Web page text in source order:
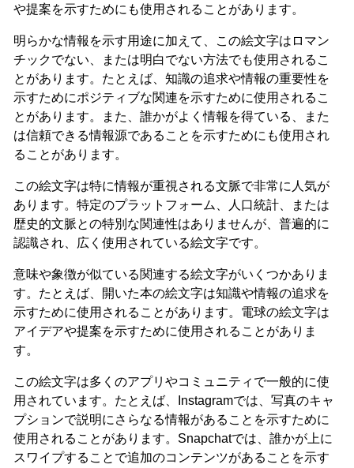
や提案を示すためにも使用されることがあります。
明らかな情報を示す用途に加えて、この絵文字はロマン
チックでない、または明白でない方法でも使用されるこ
とがあります。たとえば、知識の追求や情報の重要性を
示すためにポジティブな関連を示すために使用されるこ
とがあります。また、誰かがよく情報を得ている、また
は信頼できる情報源であることを示すためにも使用され
ることがあります。
この絵文字は特に情報が重視される文脈で非常に人気が
あります。特定のプラットフォーム、人口統計、または
歴史的文脈との特別な関連性はありませんが、普遍的に
認識され、広く使用されている絵文字です。
意味や象徴が似ている関連する絵文字がいくつかありま
す。たとえば、開いた本の絵文字は知識や情報の追求を
示すために使用されることがあります。電球の絵文字は
アイデアや提案を示すために使用されることがありま
す。
この絵文字は多くのアプリやコミュニティで一般的に使
用されています。たとえば、Instagramでは、写真のキャ
プションで説明にさらなる情報があることを示すために
使用されることがあります。Snapchatでは、誰かが上に
スワイプすることで追加のコンテンツがあることを示す